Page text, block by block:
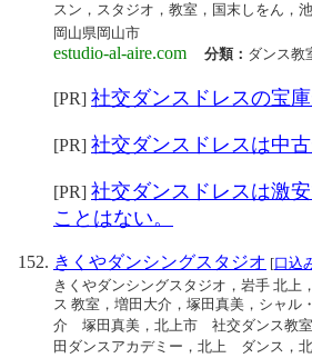
スン，スタジオ，教室，国末しをん，
岡山県岡山市
estudio-al-aire.com 分類： ダンス教
[PR] 社交ダンスドレスの宝庫
[PR] 社交ダンスドレスは中古
[PR] 社交ダンスドレスは激
ことはない。
きくやダンシングスタジオ [口込
きくやダンシングスタジオ，岩手 北上
ス 教室，増田大介，塚田真美，シャル
介 塚田真美，北上市 社交ダンス教
田ダンスアカデミー，北上 ダンス，